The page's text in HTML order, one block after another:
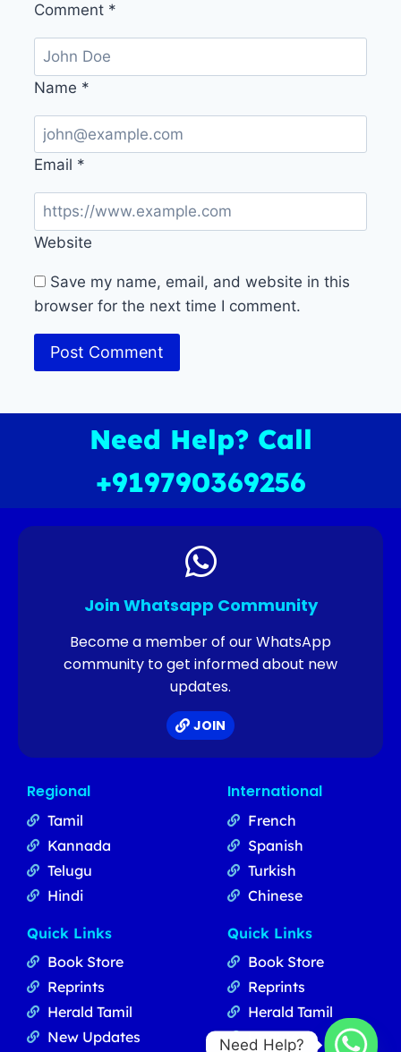
Comment *
Name *
Email *
Website
Save my name, email, and website in this
browser for the next time I comment.
Need Help? Call
+919790369256
Join Whatsapp Community
Become a member of our WhatsApp
community to get informed about new
updates.
JOIN
Regional
Tamil
Kannada
Telugu
Hindi
International
French
Spanish
Turkish
Chinese
Quick Links
Book Store
Reprints
Herald Tamil
New Updates
Quick Links
Book Store
Reprints
Herald Tamil
Updates
Need Help?